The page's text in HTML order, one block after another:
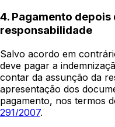
4. Pagamento depois
responsabilidade
Salvo acordo em
deve pagar a
contar da assunção da
apresentação dos
pagamento, nos termos
291/2007.